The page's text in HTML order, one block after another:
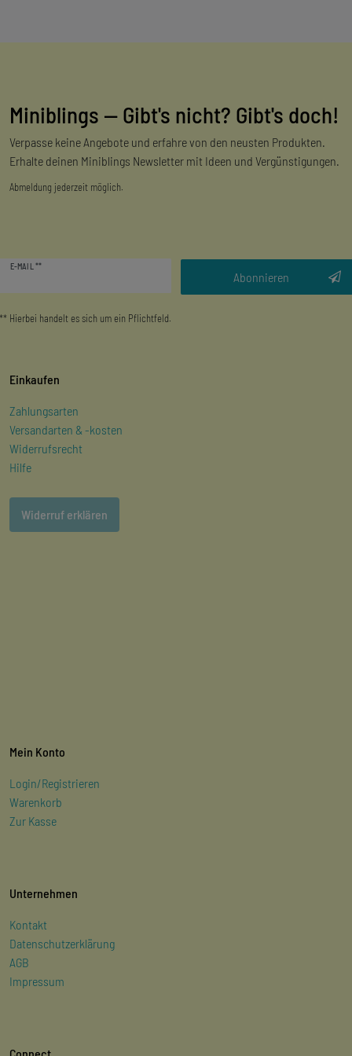
Miniblings — Gibt's nicht? Gibt's doch!
Verpasse keine Angebote und erfahre von den neusten Produkten.
Erhalte deinen Miniblings Newsletter mit Ideen und Vergünstigungen.
Abmeldung jederzeit möglich.
E-MAIL **
Abonnieren
** Hierbei handelt es sich um ein Pflichtfeld.
Einkaufen
Zahlungsarten
Versandarten & -kosten
Widerrufsrecht
Hilfe
Widerruf erklären
Mein Konto
Login/Registrieren
Warenkorb
Zur Kasse
Unternehmen
Kontakt
Datenschutzerklärung
AGB
Impressum